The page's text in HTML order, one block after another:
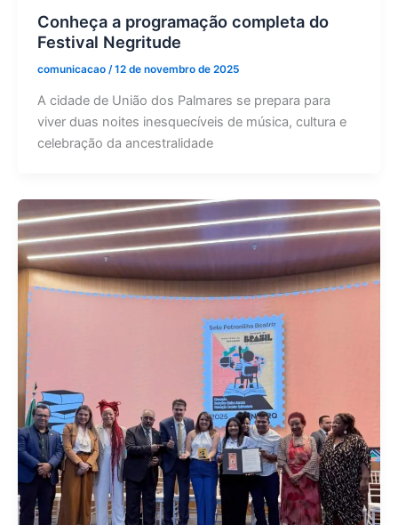
Conheça a programação completa do
Festival Negritude
comunicacao /12 de novembro de 2025
A cidade de União dos Palmares se prepara para
viver duas noites inesquecíveis de música, cultura e
celebração da ancestralidade